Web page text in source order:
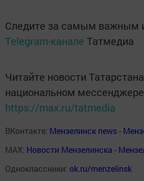
Следите за самым важным
Telegram-канале Татмедиа
Читайте новости
национальном
https://max.ru/tatmedia
ВКонтакте: Мензелинск news -
MAX: Новости Мензелинска -
Одноклассники: ok.ru/menzelinsk